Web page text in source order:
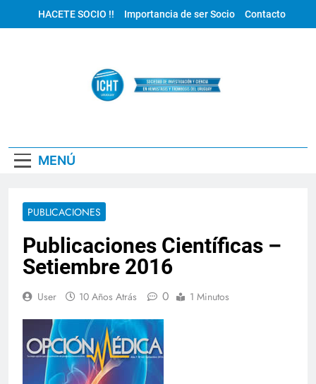
HACETE SOCIO !! Importancia de ser Socio Contacto
MENÚ
PUBLICACIONES
Publicaciones Científicas –
Setiembre 2016
User 10 Años Atrás 0 1 Minutos